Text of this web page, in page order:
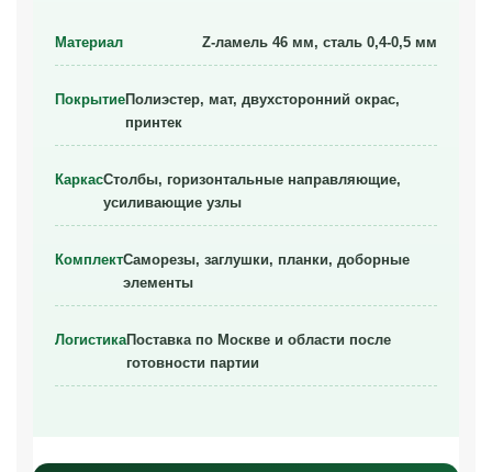
Материал Z-ламель 46 мм, сталь 0,4-0,5 мм
ПокрытиеПолиэстер, мат, двухсторонний окрас,
принтек
КаркасСтолбы, горизонтальные направляющие,
усиливающие узлы
КомплектСаморезы, заглушки, планки, доборные
элементы
ЛогистикаПоставка по Москве и области после
готовности партии